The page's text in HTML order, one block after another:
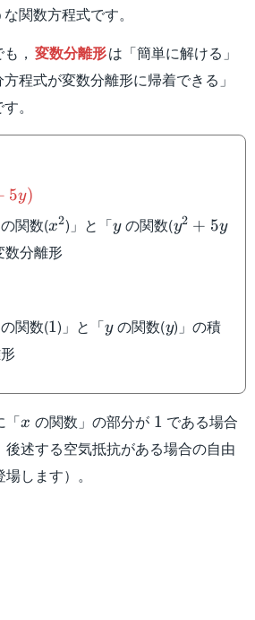
関数方程式です。
， 変数分離形は「簡単に解ける」
程式が変数分離形に帰着できる」
。
5y)
の関数(x^2
x2)」と「y
yの関数(y^2+5y
y2 + 5y
数分離形
の関数(1
1)」と「y
yの関数(y
y)」の積
「x
x の関数」の部分が 1
1 である場合
述する空気抵抗がある場合の自由
します）。